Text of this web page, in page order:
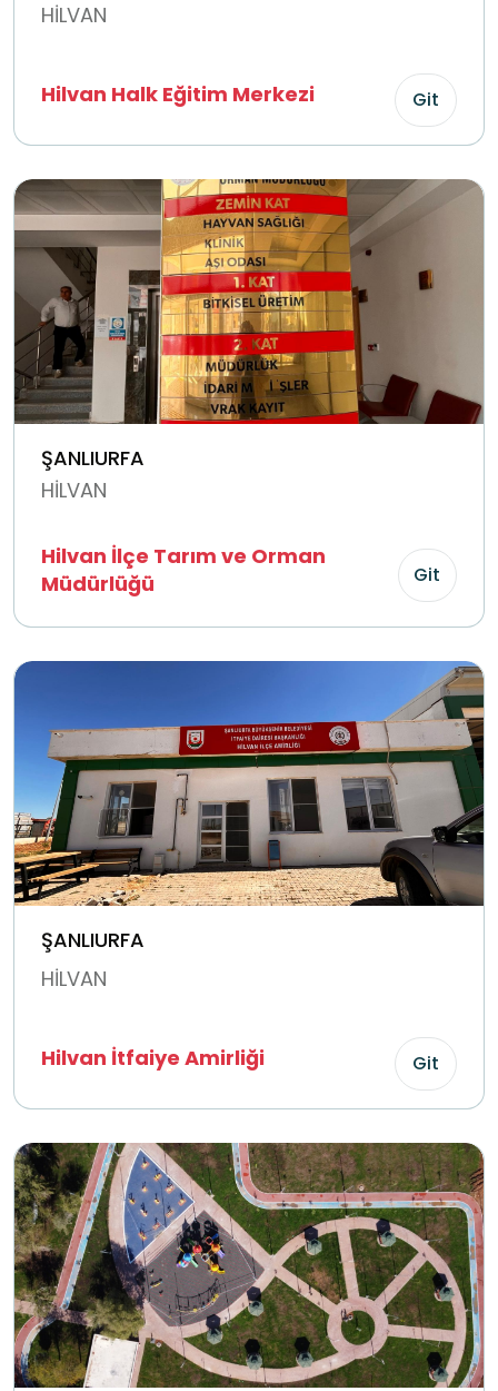
HİLVAN
Hilvan Halk Eğitim Merkezi Git
ŞANLIURFA
HİLVAN
Hilvan İlçe Tarım ve Orman
Müdürlüğü
Git
ŞANLIURFA
HİLVAN
Hilvan İtfaiye Amirliği Git